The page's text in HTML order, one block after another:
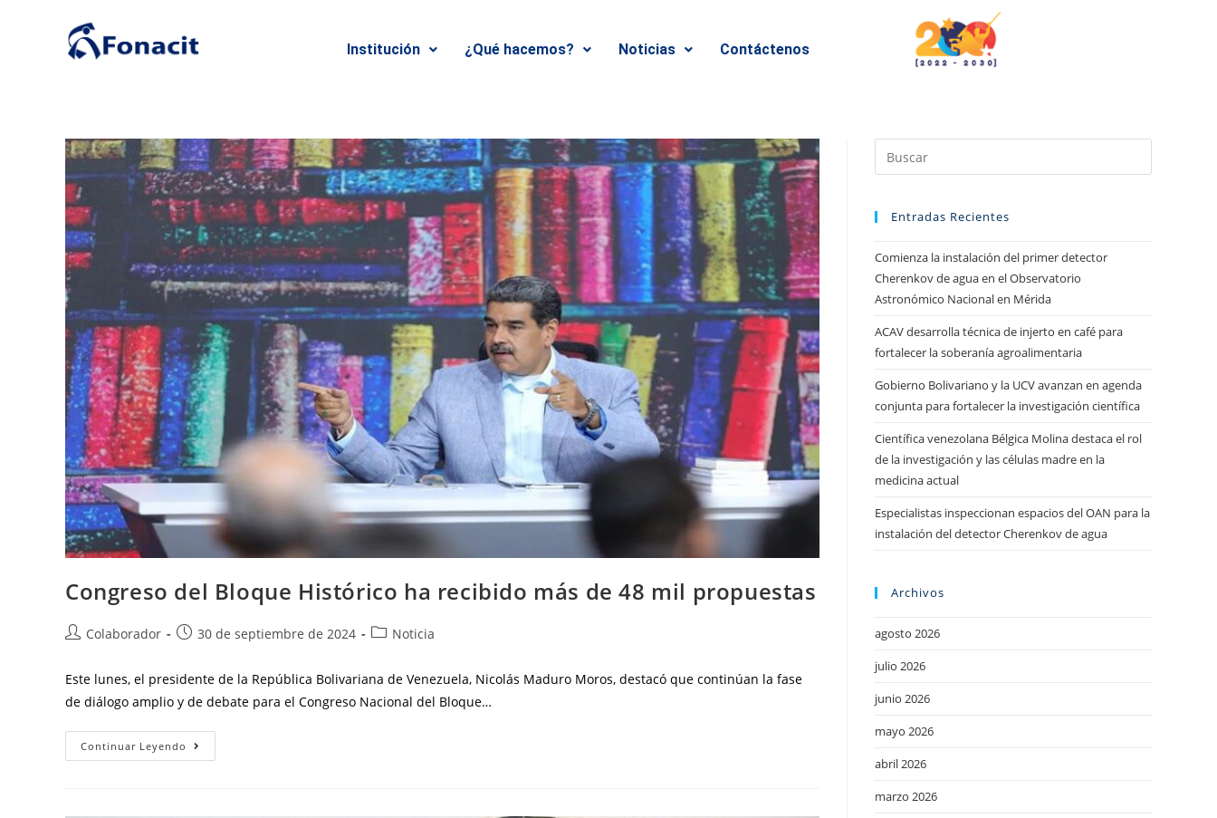
Institución ¿Qué hacemos? Noticias Contáctenos
Congreso del Bloque Histórico ha recibido más de 48 mil propuestas
Colaborador 30 de septiembre de 2024 Noticia
Este lunes, el presidente de la República Bolivariana de Venezuela, Nicolás Maduro Moros, destacó que continúan la fase
de diálogo amplio y de debate para el Congreso Nacional del Bloque…
Continuar Leyendo
Entradas Recientes
Comienza la instalación del primer detector
Cherenkov de agua en el Observatorio
Astronómico Nacional en Mérida
ACAV desarrolla técnica de injerto en café para
fortalecer la soberanía agroalimentaria
Gobierno Bolivariano y la UCV avanzan en agenda
conjunta para fortalecer la investigación científica
Científica venezolana Bélgica Molina destaca el rol
de la investigación y las células madre en la
medicina actual
Especialistas inspeccionan espacios del OAN para la
instalación del detector Cherenkov de agua
Archivos
agosto 2026
julio 2026
junio 2026
mayo 2026
abril 2026
marzo 2026